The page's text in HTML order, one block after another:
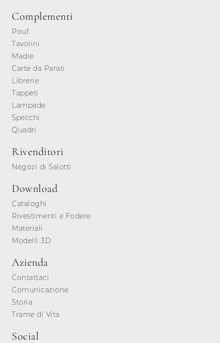
Complementi
Pouf
Tavolini
Madie
Carte da Parati
Librerie
Tappeti
Lampade
Specchi
Quadri
Rivenditori
Negozi di Salotti
Download
Cataloghi
Rivestimenti e Fodere
Materiali
Modelli 3D
Azienda
Contattaci
Comunicazione
Storia
Trame di Vita
Social